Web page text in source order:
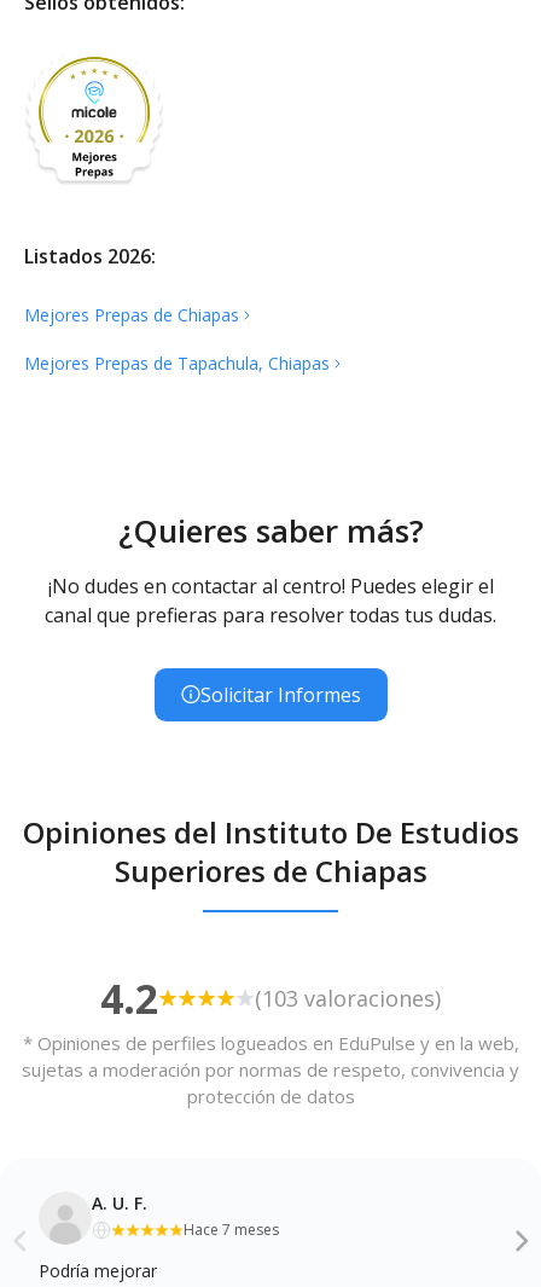
Listados 2026:
Mejores Prepas de Chiapas
Mejores Prepas de Tapachula, Chiapas
¿Quieres saber más?
¡No dudes en contactar al centro! Puedes elegir el
canal que prefieras para resolver todas tus dudas.
Solicitar Informes
Opiniones del Instituto De Estudios
Superiores de Chiapas
4.2 (103 valoraciones)
* Opiniones de perfiles logueados en EduPulse y en la web,
sujetas a moderación por normas de respeto, convivencia y
protección de datos
A. U. F.
Hace 7 meses
Podría mejorar